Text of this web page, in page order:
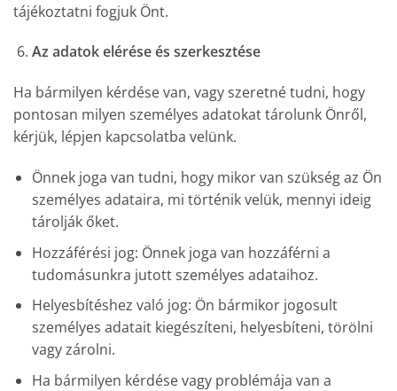
tájékoztatni fogjuk Önt.
Az adatok elérése és szerkesztése
Ha bármilyen kérdése van, vagy szeretné tudni, hogy
pontosan milyen személyes adatokat tárolunk Önről,
kérjük, lépjen kapcsolatba velünk.
Önnek joga van tudni, hogy mikor van szükség az Ön
személyes adataira, mi történik velük, mennyi ideig
tárolják őket.
Hozzáférési jog: Önnek joga van hozzáférni a
tudomásunkra jutott személyes adataihoz.
Helyesbítéshez való jog: Ön bármikor jogosult
személyes adatait kiegészíteni, helyesbíteni, törölni
vagy zárolni.
Ha bármilyen kérdése vagy problémája van a